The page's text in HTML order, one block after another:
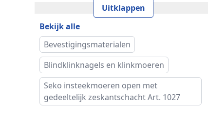
Art. 1027
Maat (e) 14,7 mm
Kophoogte (k) 0,6 mm
Maat (d2) 12,9 mm
Hoogte (m) 0,6 mm
Uitklappen
Bekijk alle
Bevestigingsmaterialen
Blindklinknagels en klinkmoeren
Seko insteekmoeren open met
gedeeltelijk zeskantschacht Art. 1027